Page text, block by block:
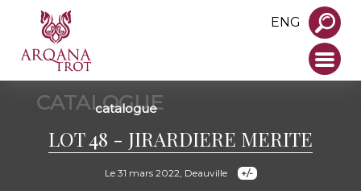
ENG
CATALOGUE
catalogue
LOT 48 - JIRARDIERE MERITE
Le 31 mars 2022, Deauville